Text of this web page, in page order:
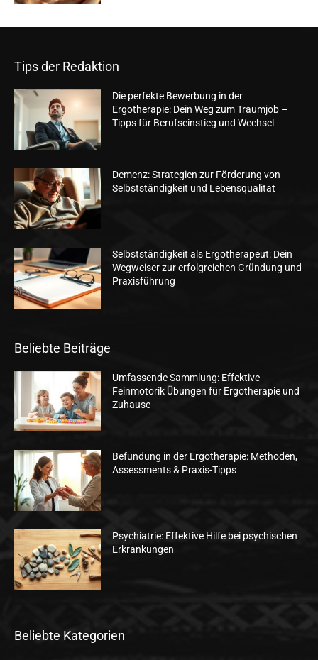
Tips der Redaktion
Die perfekte Bewerbung in der
Ergotherapie: Dein Weg zum Traumjob –
Tipps für Berufseinstieg und Wechsel
Demenz: Strategien zur Förderung von
Selbstständigkeit und Lebensqualität
Selbstständigkeit als Ergotherapeut: Dein
Wegweiser zur erfolgreichen Gründung und
Praxisführung
Beliebte Beiträge
Umfassende Sammlung: Effektive
Feinmotorik Übungen für Ergotherapie und
Zuhause
Befundung in der Ergotherapie: Methoden,
Assessments & Praxis-Tipps
Psychiatrie: Effektive Hilfe bei psychischen
Erkrankungen
Beliebte Kategorien